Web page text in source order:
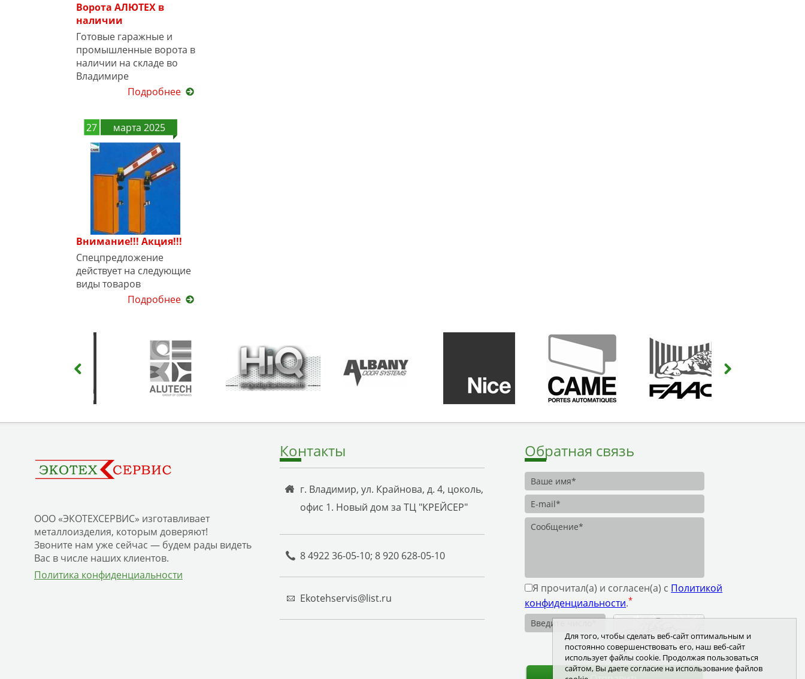
Ворота АЛЮТЕХ в
наличии
Готовые гаражные и
промышленные ворота в
наличии на складе во
Владимире
Подробнее
27 марта 2025
Внимание!!! Акция!!!
Спецпредложение
действует на следующие
виды товаров
Подробнее
ООО «ЭКОТЕХСЕРВИС» изготавливает
металлоизделия, которым доверяют!
Звоните нам уже сейчас — будем рады видеть
Вас в числе наших клиентов.
Политика конфиденциальности
Контакты
г. Владимир, ул. Крайнова, д. 4, цоколь,
офис 1. Новый дом за ТЦ "КРЕЙСЕР"
8 4922 36-05-10; 8 920 628-05-10
Ekotehservis@list.ru
Обратная связь
Я прочитал(а) и согласен(а) с Политикой
конфиденциальности.*
Обновить число
Для того, чтобы сделать веб-сайт оптимальным и
постоянно совершенствовать его, наш веб-сайт
использует файлы cookie. Продолжая пользоваться
сайтом, Вы даете согласие на использование файлов